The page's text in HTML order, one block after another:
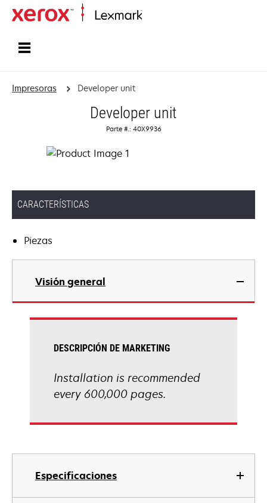
Impresoras Developer unit
Developer unit
Parte #.: 40X9936
CARACTERÍSTICAS
Piezas
Visión general
Especificaciones
DESCRIPCIÓN DE MARKETING
Installation is recommended
every 600,000 pages.